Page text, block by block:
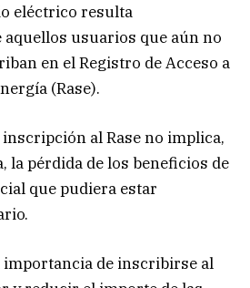
eléctrico resulta
usuarios que aún no
en el Registro de Acceso a
(Rase).
inscripción al Rase no implica,
la pérdida de los beneficios de
que pudiera estar
importancia de inscribirse al